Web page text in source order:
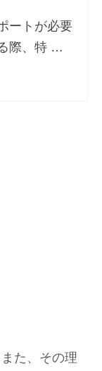
ートが必要
際、特 …
た、その理